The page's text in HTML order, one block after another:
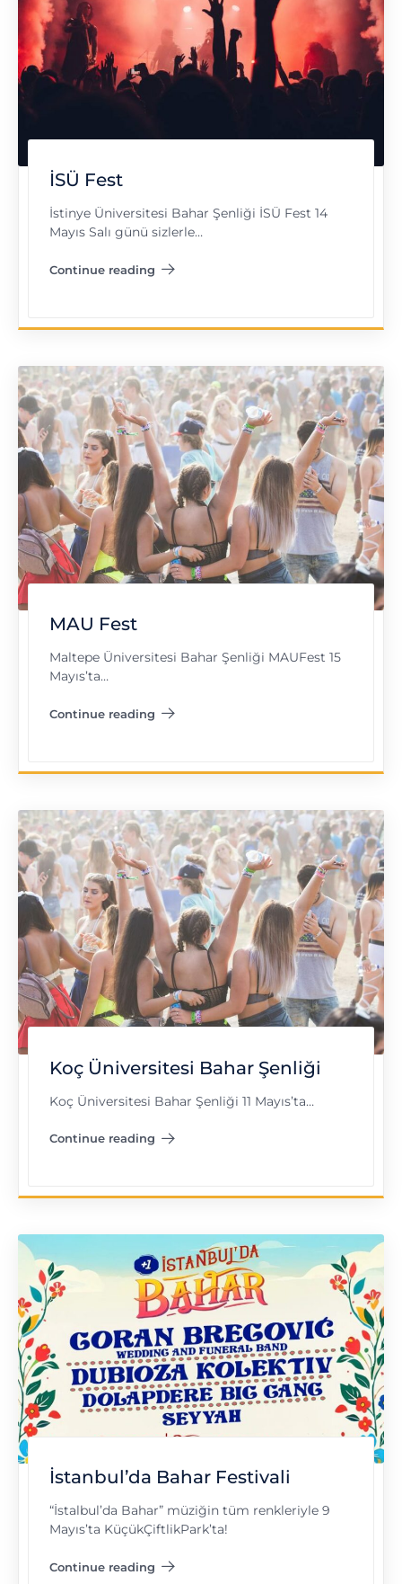
İSÜ Fest
İstinye Üniversitesi Bahar Şenliği İSÜ Fest 14
Mayıs Salı günü sizlerle…
Continue reading
"İSÜ Fest"
MAU Fest
Maltepe Üniversitesi Bahar Şenliği MAUFest 15
Mayıs’ta…
Continue reading
"MAU Fest"
Koç Üniversitesi Bahar Şenliği
Koç Üniversitesi Bahar Şenliği 11 Mayıs’ta…
Continue reading
"Koç Üniversitesi Bahar Şenliği"
İstanbul’da Bahar Festivali
“İstalbul’da Bahar” müziğin tüm renkleriyle 9
Mayıs’ta KüçükÇiftlikPark’ta!
Continue reading
"İstanbul’da Bahar Festivali"